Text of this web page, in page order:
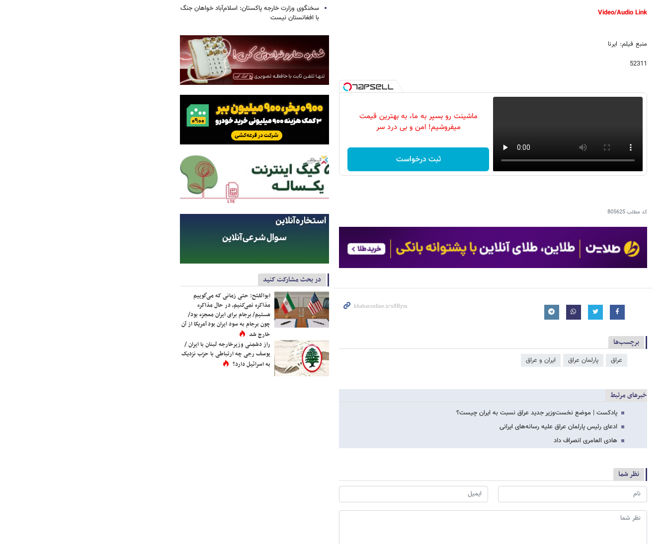
Video/Audio Link
منبع فیلم: ایرنا
52311
ماشینت رو بسپر به ما، به بهترین قیمت
میفروشیم! امن و بی درد سر
ثبت درخواست
کد مطلب805625
برچسب‌ها
عراق پارلمان عراق ایران و عراق
خبرهای مرتبط
پادکست | موضع نخست‌وزیر جدید عراق نسبت به ایران چیست؟
ادعای رئیس پارلمان عراق علیه رسانه‌های ایرانی
هادی العامری انصراف داد
نظر شما
سخنگوی وزارت خارجه پاکستان: اسلام‌آباد خواهان جنگ
با افغانستان نیست
در بحث مشارکت کنید
ابوالفتح: حتی زمانی که می‌گوییم
مذاکره نمی‌کنیم، در حال مذاکره
هستیم/ برجام برای ایران معجزه بود/
چون برجام به سود ایران بود آمریکا از آن
خارج شد
راز دشمنی وزیرخارجه لبنان با ایران /
یوسف رجی چه ارتباطی با حزب نزدیک
به اسرائیل دارد؟